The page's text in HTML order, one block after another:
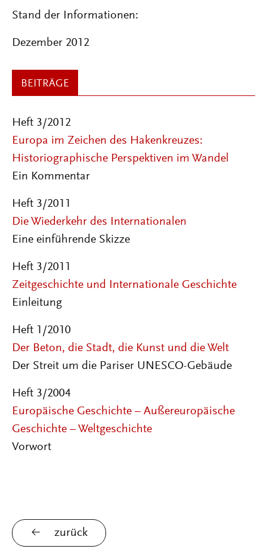
Stand der Informationen:
Dezember 2012
BEITRÄGE
Heft 3/2012
Europa im Zeichen des Hakenkreuzes:
Historiographische Perspektiven im Wandel
Ein Kommentar
Heft 3/2011
Die Wiederkehr des Internationalen
Eine einführende Skizze
Heft 3/2011
Zeitgeschichte und Internationale Geschichte
Einleitung
Heft 1/2010
Der Beton, die Stadt, die Kunst und die Welt
Der Streit um die Pariser UNESCO-Gebäude
Heft 3/2004
Europäische Geschichte – Außereuropäische
Geschichte – Weltgeschichte
Vorwort
zurück